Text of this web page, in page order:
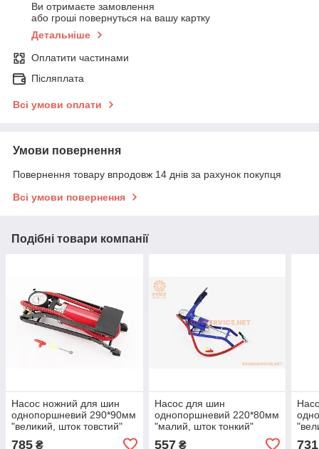
Ви отримаєте замовлення
або гроші повернуться на вашу картку
Детальніше
Оплатити частинами
Післяплата
Всі умови оплати
Умови повернення
Повернення товару впродовж 14 днів за рахунок покупця
Всі умови повернення
Подібні товари компанії
Насос ножний для шин
однопоршневий 290*90мм
"великий, шток товстий"
785 ₴
Насос для шин
однопоршневий 220*80мм
"малий, шток тонкий"
557₴ 731